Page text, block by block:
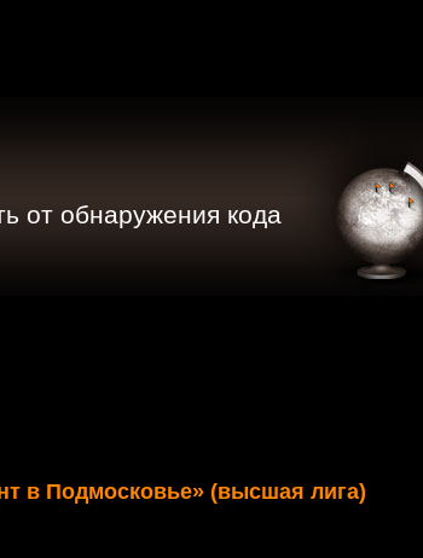
от обнаружения кода
в Подмосковье» (высшая лига)